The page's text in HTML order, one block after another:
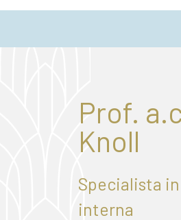
Prof.
Knoll
Specialista
interna